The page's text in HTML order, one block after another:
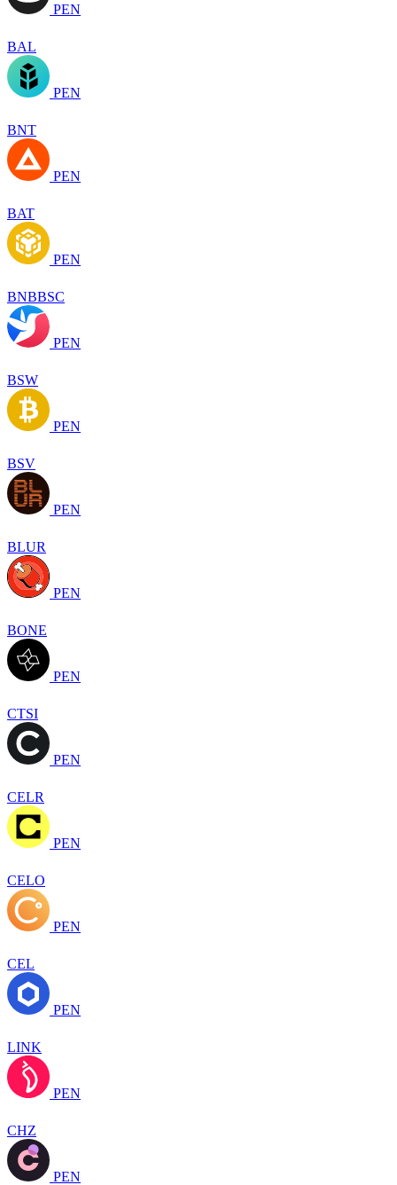
PEN
BAL
PEN
BNT
PEN
BAT
PEN
BNBBSC
PEN
BSW
PEN
BSV
PEN
BLUR
PEN
BONE
PEN
CTSI
PEN
CELR
PEN
CELO
PEN
CEL
PEN
LINK
PEN
CHZ
PEN